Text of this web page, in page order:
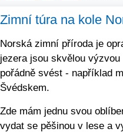
Zimní túra na kole
Norská zimní příroda je
jezera jsou skvělou
pořádně svést - například
Švédskem.
Zde mám jednu svou
vydat se pěšinou v lese a